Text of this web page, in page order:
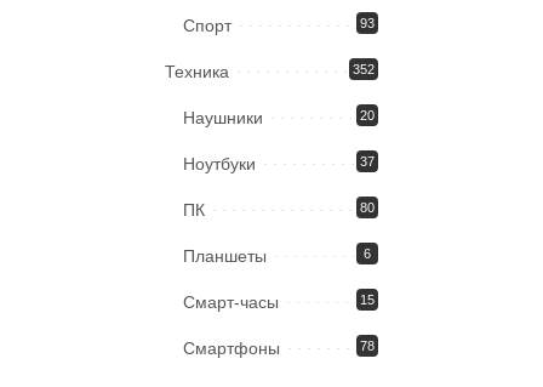
Спорт 93
Техника 352
Наушники 20
Ноутбуки 37
ПК 80
Планшеты 6
Смарт-часы 15
Смартфоны 78